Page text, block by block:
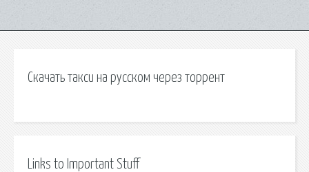
Скачать такси на русском через торрент
Links to Important Stuff